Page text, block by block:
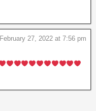
February 27, 2022 at 7:56 pm